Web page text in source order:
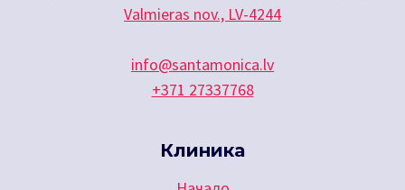
Valmieras nov., LV-4244
info@santamonica.lv
+371 27337768
Клиника